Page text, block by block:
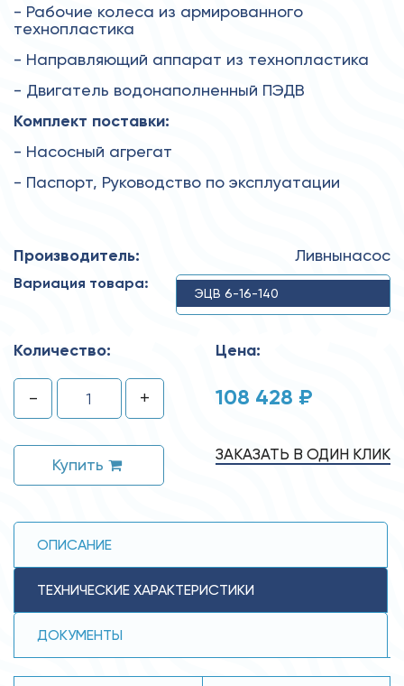
- Рабочие колеса из армированного
технопластика
- Направляющий аппарат из технопластика
- Двигатель водонаполненный ПЭДВ
Комплект поставки:
- Насосный агрегат
- Паспорт, Руководство по эксплуатации
Производитель: Ливнынасос
Вариация товара:
ЭЦВ 6-16-140
Количество:
- +
Купить
Цена:
108 428 ₽
ЗАКАЗАТЬ В ОДИН КЛИК
ОПИСАНИЕ
ТЕХНИЧЕСКИЕ ХАРАКТЕРИСТИКИ
ДОКУМЕНТЫ